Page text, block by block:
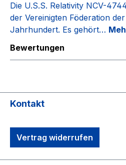
Die U.S.S. Relativity NCV-
der Vereinigten Föderation
Jahrhundert. Es gehört…
Bewertungen
Kontakt
Vertrag widerrufen